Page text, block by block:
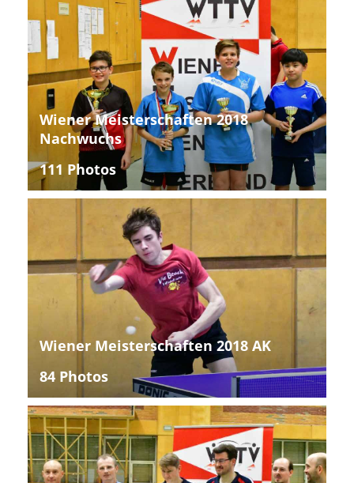
Wiener Meisterschaften 2018
Nachwuchs
111 Photos
Wiener Meisterschaften 2018 AK
84 Photos